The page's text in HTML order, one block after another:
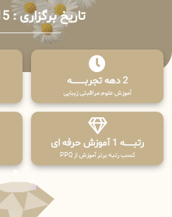
تاریخ برگزاری : 1405/05/15
2 دهه تجربـــــــــه
آموزش علوم مراقبتی زیبایی
رتبــــــه 1 آموزش حرفه ای
کسب رتبه برتر آموزش از PPQ